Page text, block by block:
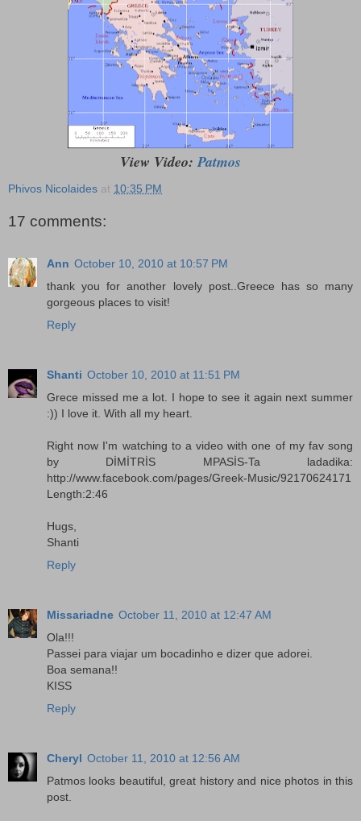
View Video:Patmos
Phivos Nicolaides at 10:35 PM
17 comments:
Ann October 10, 2010 at 10:57 PM
thank you for another lovely post..Greece has so many
gorgeous places to visit!
Reply
Shanti October 10, 2010 at 11:51 PM
Grece missed me a lot. I hope to see it again next summer
:)) I love it. With all my heart.
Right now I'm watching to a video with one of my fav song
by DİMİTRİS MPASİS-Ta ladadika:
http://www.facebook.com/pages/Greek-Music/92170624171
Length:2:46
Hugs,
Shanti
Reply
Missariadne October 11, 2010 at 12:47 AM
Ola!!!
Passei para viajar um bocadinho e dizer que adorei.
Boa semana!!
KISS
Reply
Cheryl October 11, 2010 at 12:56 AM
Patmos looks beautiful, great history and nice photos in this
post.